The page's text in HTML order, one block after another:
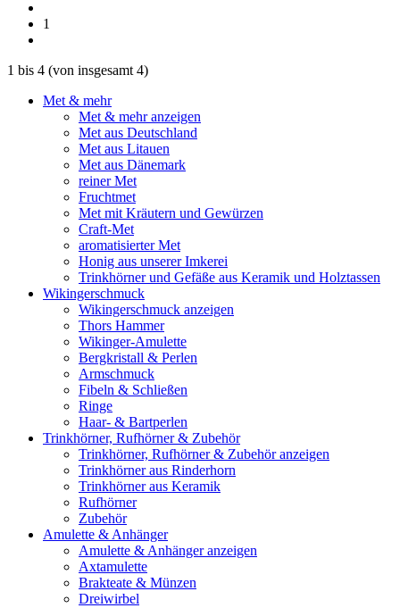
1
1 bis 4 (von insgesamt 4)
Met & mehr
Met & mehr anzeigen
Met aus Deutschland
Met aus Litauen
Met aus Dänemark
reiner Met
Fruchtmet
Met mit Kräutern und Gewürzen
Craft-Met
aromatisierter Met
Honig aus unserer Imkerei
Trinkhörner und Gefäße aus Keramik und Holztassen
Wikingerschmuck
Wikingerschmuck anzeigen
Thors Hammer
Wikinger-Amulette
Bergkristall & Perlen
Armschmuck
Fibeln & Schließen
Ringe
Haar- & Bartperlen
Trinkhörner, Rufhörner & Zubehör
Trinkhörner, Rufhörner & Zubehör anzeigen
Trinkhörner aus Rinderhorn
Trinkhörner aus Keramik
Rufhörner
Zubehör
Amulette & Anhänger
Amulette & Anhänger anzeigen
Axtamulette
Brakteate & Münzen
Dreiwirbel